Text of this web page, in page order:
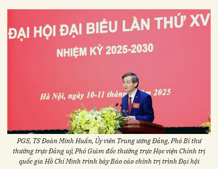
PGS, TS Đoàn Minh Huấn, Ủy viên Trung ương Đảng, Phó Bí thư
thường trực Đảng uỷ, Phó Giám đốc thường trực Học viện Chính trị
quốc gia Hồ Chí Minh trình bày Báo cáo chính trị trình Đại hội